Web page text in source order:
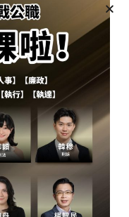
備高普考一